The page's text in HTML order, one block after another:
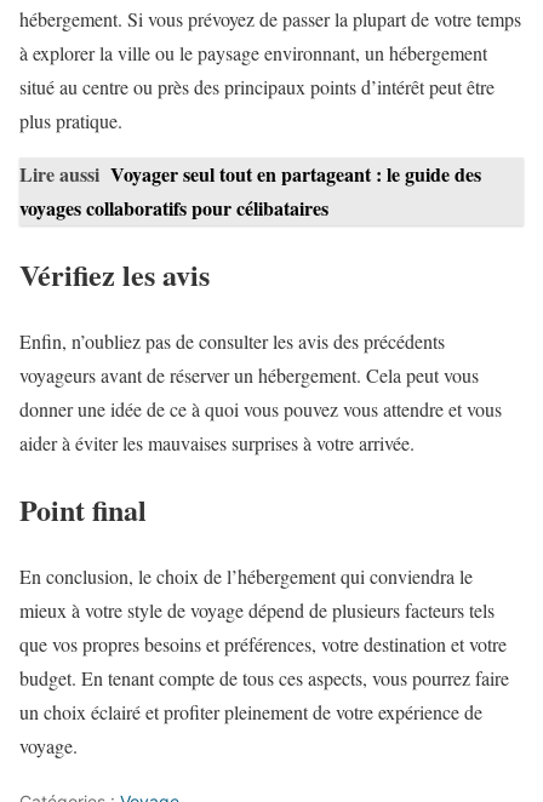
hébergement. Si vous prévoyez de passer la plupart de votre temps
à explorer la ville ou le paysage environnant, un hébergement
situé au centre ou près des principaux points d’intérêt peut être
plus pratique.
Lire aussi Voyager seul tout en partageant : le guide des
voyages collaboratifs pour célibataires
Vérifiez les avis
Enfin, n’oubliez pas de consulter les avis des précédents
voyageurs avant de réserver un hébergement. Cela peut vous
donner une idée de ce à quoi vous pouvez vous attendre et vous
aider à éviter les mauvaises surprises à votre arrivée.
Point final
En conclusion, le choix de l’hébergement qui conviendra le
mieux à votre style de voyage dépend de plusieurs facteurs tels
que vos propres besoins et préférences, votre destination et votre
budget. En tenant compte de tous ces aspects, vous pourrez faire
un choix éclairé et profiter pleinement de votre expérience de
voyage.